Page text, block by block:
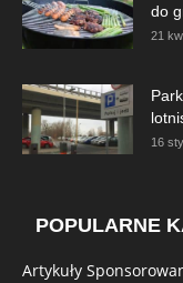
do
21
16
POPULARNE
Artykuły